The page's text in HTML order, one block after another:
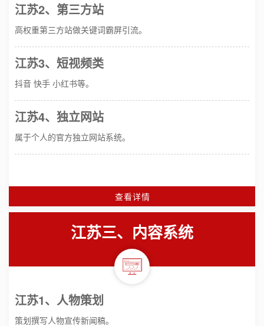
江苏2、第三方站
高权重第三方站做关键词霸屏引流。
江苏3、短视频类
抖音 快手 小红书等。
江苏4、独立网站
属于个人的官方独立网站系统。
查看详情
江苏三、内容系统
江苏1、人物策划
策划撰写人物宣传新闻稿。